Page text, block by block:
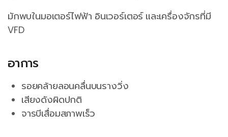
มักพบในมอเตอร์ไฟฟ้า อินเวอร์เตอร์ และเครื่องจักรที่มี
VFD
อาการ
รอยคล้ายลอนคลื่นบนรางวิ่ง
เสียงดังผิดปกติ
จารบีเสื่อมสภาพเร็ว